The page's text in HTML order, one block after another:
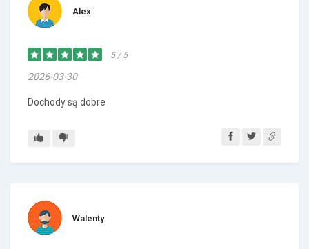
Alex
5 / 5
2026-03-30
Dochody są dobre
Walenty